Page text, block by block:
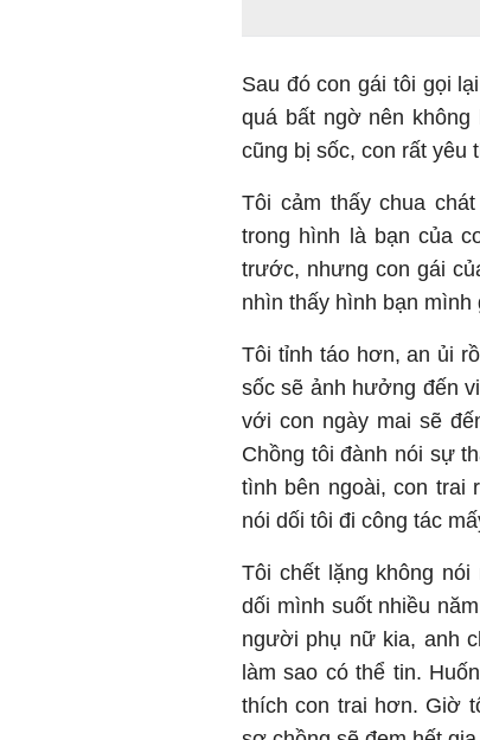
Sau đó con gái tôi gọi
quá bất ngờ nên
cũng bị sốc, con rất yêu
Tôi cảm thấy chua
trong hình là bạn của
trước, nhưng con gái
nhìn thấy hình bạn mình
Tôi tỉnh táo hơn, an ủi
sốc sẽ ảnh hưởng đến
với con ngày mai sẽ
Chồng tôi đành nói sự
tình bên ngoài, con trai
nói dối tôi đi công tác
Tôi chết lặng không
dối mình suốt nhiều
người phụ nữ kia, anh
làm sao có thể tin.
thích con trai hơn. Giờ